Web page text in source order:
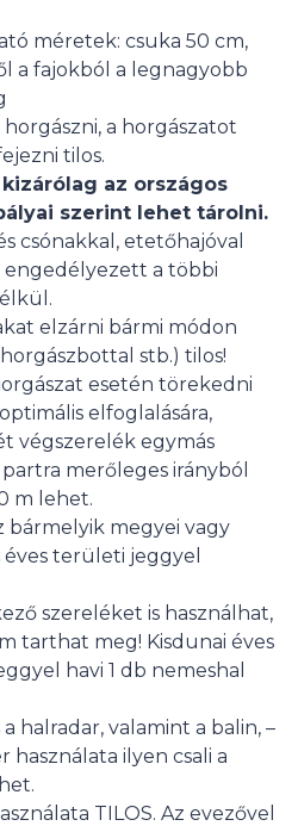
kezelése
az eszközadatok tárolásához
használunk mint a sütik
ezen technológiák használatába,
mint a böngészési viselkedés vagy az
A beleegyezés visszautasítása
és funkciókat
megtekintése
méretek: csuka 50 cm,
a fajokból a legnagyobb
a horgászatot
tilos.
az országos
szerint lehet tárolni.
csónakkal, etetőhajóval
a többi
elzárni bármi módon
stb.) tilos!
esetén törekedni
elfoglalására,
végszerelék egymás
merőleges irányból
m lehet.
bármelyik megyei vagy
területi jeggyel
szereléket is használhat,
tarthat meg! Kisdunai éves
havi 1 db nemeshal
halradar, valamint a balin, –
használata ilyen csali a
TILOS. Az evezővel